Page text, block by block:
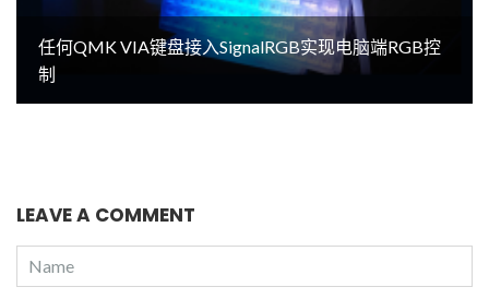
任何QMK VIA键盘接入SignalRGB实现电脑端RGB控
制
LEAVE A COMMENT